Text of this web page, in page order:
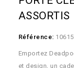
ASSORTIS
Référence: 10615
Emportez
et design, un